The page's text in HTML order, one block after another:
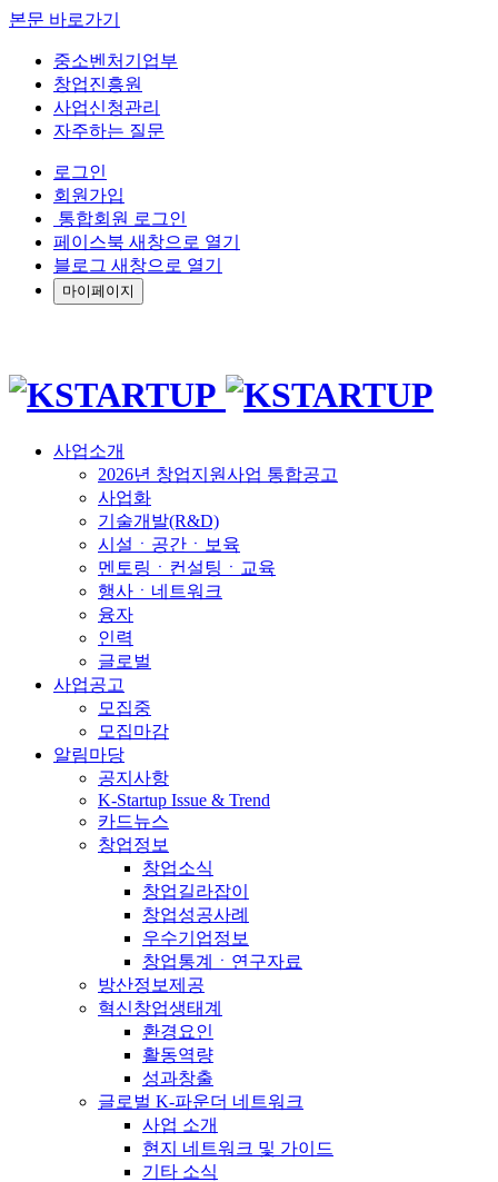
본문 바로가기
중소벤처기업부
창업진흥원
사업신청관리
자주하는 질문
로그인
회원가입
통합회원 로그인
페이스북 새창으로 열기
블로그 새창으로 열기
마이페이지
사업소개
2026년 창업지원사업 통합공고
사업화
기술개발(R&D)
시설ㆍ공간ㆍ보육
멘토링ㆍ컨설팅ㆍ교육
행사ㆍ네트워크
융자
인력
글로벌
사업공고
모집중
모집마감
알림마당
공지사항
K-Startup Issue & Trend
카드뉴스
창업정보
창업소식
창업길라잡이
창업성공사례
우수기업정보
창업통계ㆍ연구자료
방산정보제공
혁신창업생태계
환경요인
활동역량
성과창출
글로벌 K-파운더 네트워크
사업 소개
현지 네트워크 및 가이드
기타 소식